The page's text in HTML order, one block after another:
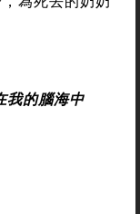
我的腦海中